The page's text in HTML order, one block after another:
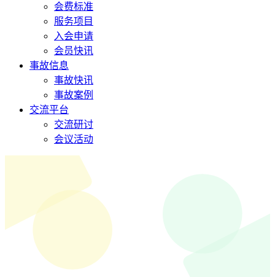
会费标准
服务项目
入会申请
会员快讯
事故信息
事故快讯
事故案例
交流平台
交流研讨
会议活动